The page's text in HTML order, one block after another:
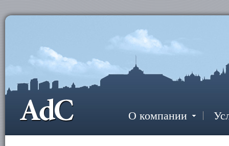
О компании